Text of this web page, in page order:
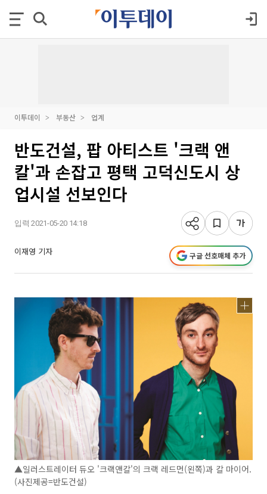
이투데이 부동산 업계
반도건설, 팝 아티스트 '크랙 앤
칼'과 손잡고 평택 고덕신도시 상
업시설 선보인다
입력 2021-05-20 14:18
이재영 기자 구글 선호매체 추가
▲일러스트레이터 듀오 '크랙앤칼'의 크랙 레드먼(왼쪽)과 칼 마이어.
(사진제공=반도건설)